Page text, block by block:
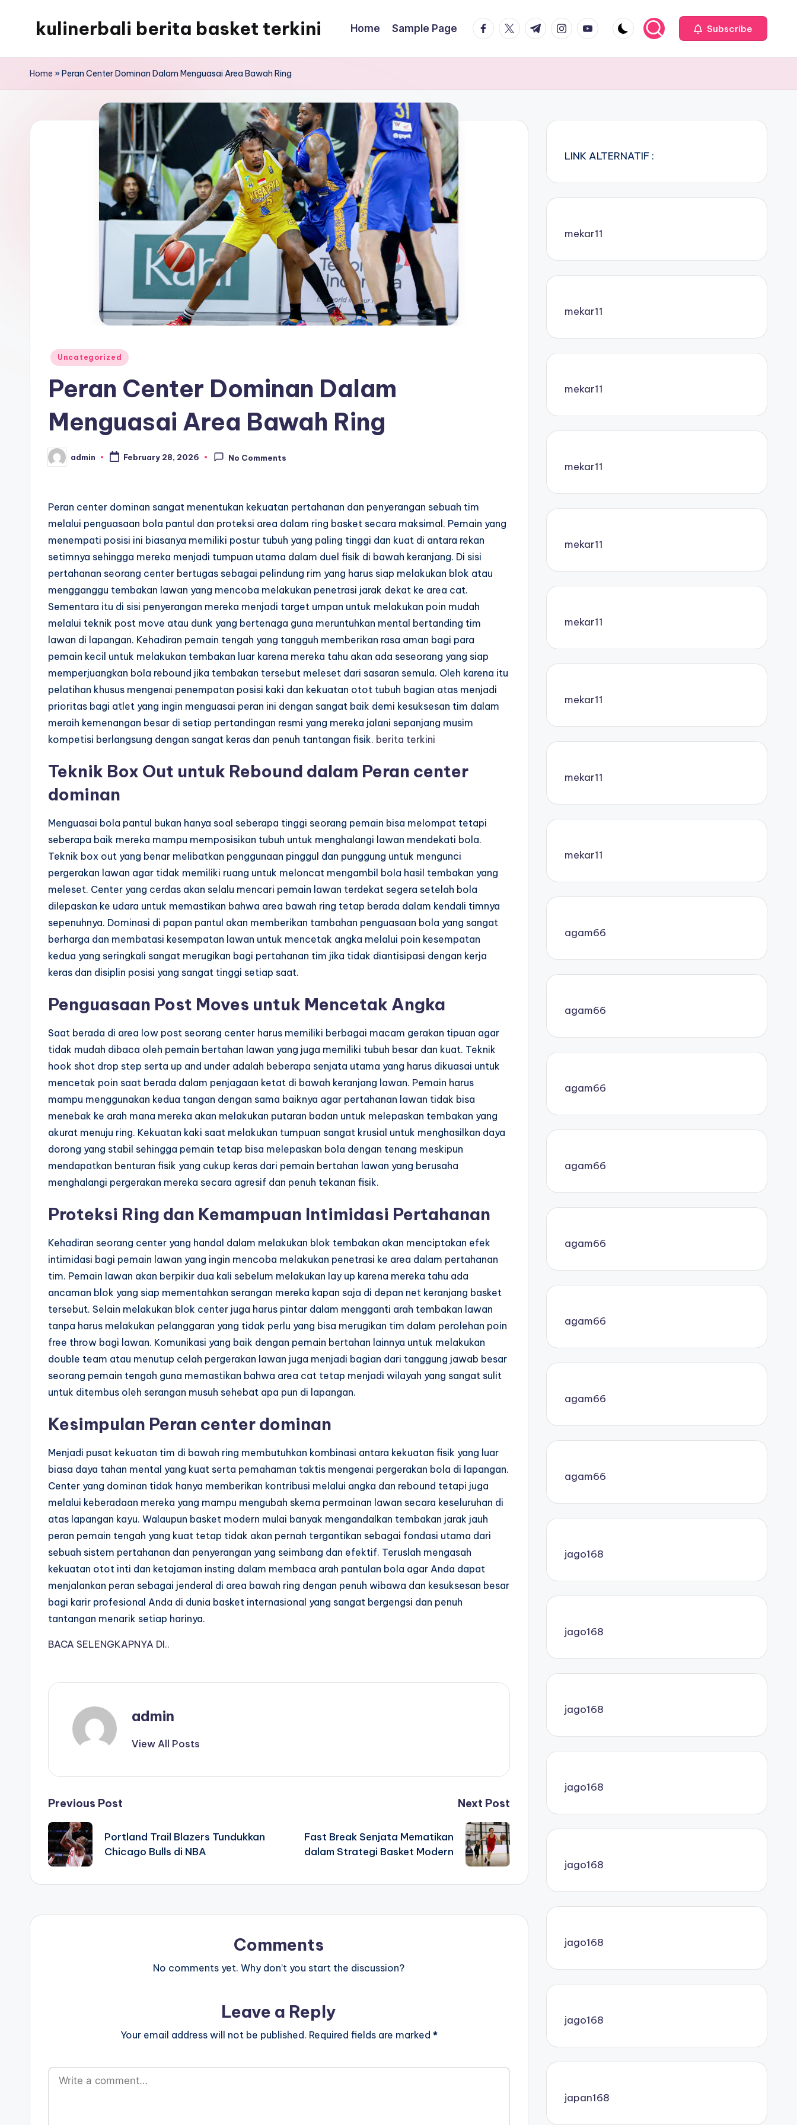
kulinerbali berita basket terkini
memberikan
bola
Home Sample Page facebook.com
twitter.com
t.me instagram.com
youtube.com Subscribe
Home »Peran Center Dominan Dalam Menguasai Area Bawah Ring
Posted
Uncategorized
Peran Center Dominan Dalam
Menguasai Area Bawah Ring
Posted
by
admin February 28, 2026 No Comments
Peran center dominan sangat menentukan kekuatan pertahanan dan penyerangan sebuah tim
melalui penguasaan bola pantul dan proteksi area dalam ring basket secara maksimal. Pemain yang
menempati posisi ini biasanya memiliki postur tubuh yang paling tinggi dan kuat di antara rekan
setimnya sehingga mereka menjadi tumpuan utama dalam duel fisik di bawah keranjang. Di sisi
pertahanan seorang center bertugas sebagai pelindung rim yang harus siap melakukan blok atau
mengganggu tembakan lawan yang mencoba melakukan penetrasi jarak dekat ke area cat.
Sementara itu di sisi penyerangan mereka menjadi target umpan untuk melakukan poin mudah
melalui teknik post move atau dunk yang bertenaga guna meruntuhkan mental bertanding tim
lawan di lapangan. Kehadiran pemain tengah yang tangguh memberikan rasa aman bagi para
pemain kecil untuk melakukan tembakan luar karena mereka tahu akan ada seseorang yang siap
memperjuangkan bola rebound jika tembakan tersebut meleset dari sasaran semula. Oleh karena itu
pelatihan khusus mengenai penempatan posisi kaki dan kekuatan otot tubuh bagian atas menjadi
prioritas bagi atlet yang ingin menguasai peran ini dengan sangat baik demi kesuksesan tim dalam
meraih kemenangan besar di setiap pertandingan resmi yang mereka jalani sepanjang musim
kompetisi berlangsung dengan sangat keras dan penuh tantangan fisik. berita terkini
Teknik Box Out untuk Rebound dalam Peran center
dominan
Menguasai bola pantul bukan hanya soal seberapa tinggi seorang pemain bisa melompat tetapi
seberapa baik mereka mampu memposisikan tubuh untuk menghalangi lawan mendekati bola.
Teknik box out yang benar melibatkan penggunaan pinggul dan punggung untuk mengunci
pergerakan lawan agar tidak memiliki ruang untuk meloncat mengambil bola hasil tembakan yang
meleset. Center yang cerdas akan selalu mencari pemain lawan terdekat segera setelah bola
dilepaskan ke udara untuk memastikan bahwa area bawah ring tetap berada dalam kendali timnya
sepenuhnya. Dominasi di papan pantul akan memberikan tambahan penguasaan bola yang sangat
berharga dan membatasi kesempatan lawan untuk mencetak angka melalui poin kesempatan
kedua yang seringkali sangat merugikan bagi pertahanan tim jika tidak diantisipasi dengan kerja
keras dan disiplin posisi yang sangat tinggi setiap saat.
Penguasaan Post Moves untuk Mencetak Angka
Saat berada di area low post seorang center harus memiliki berbagai macam gerakan tipuan agar
tidak mudah dibaca oleh pemain bertahan lawan yang juga memiliki tubuh besar dan kuat. Teknik
hook shot drop step serta up and under adalah beberapa senjata utama yang harus dikuasai untuk
mencetak poin saat berada dalam penjagaan ketat di bawah keranjang lawan. Pemain harus
mampu menggunakan kedua tangan dengan sama baiknya agar pertahanan lawan tidak bisa
menebak ke arah mana mereka akan melakukan putaran badan untuk melepaskan tembakan yang
akurat menuju ring. Kekuatan kaki saat melakukan tumpuan sangat krusial untuk menghasilkan daya
dorong yang stabil sehingga pemain tetap bisa melepaskan bola dengan tenang meskipun
mendapatkan benturan fisik yang cukup keras dari pemain bertahan lawan yang berusaha
menghalangi pergerakan mereka secara agresif dan penuh tekanan fisik.
Proteksi Ring dan Kemampuan Intimidasi Pertahanan
Kehadiran seorang center yang handal dalam melakukan blok tembakan akan menciptakan efek
intimidasi bagi pemain lawan yang ingin mencoba melakukan penetrasi ke area dalam pertahanan
tim. Pemain lawan akan berpikir dua kali sebelum melakukan lay up karena mereka tahu ada
ancaman blok yang siap mementahkan serangan mereka kapan saja di depan net keranjang basket
tersebut. Selain melakukan blok center juga harus pintar dalam mengganti arah tembakan lawan
tanpa harus melakukan pelanggaran yang tidak perlu yang bisa merugikan tim dalam perolehan poin
free throw bagi lawan. Komunikasi yang baik dengan pemain bertahan lainnya untuk melakukan
double team atau menutup celah pergerakan lawan juga menjadi bagian dari tanggung jawab besar
seorang pemain tengah guna memastikan bahwa area cat tetap menjadi wilayah yang sangat sulit
untuk ditembus oleh serangan musuh sehebat apa pun di lapangan.
Kesimpulan Peran center dominan
Menjadi pusat kekuatan tim di bawah ring membutuhkan kombinasi antara kekuatan fisik yang luar
biasa daya tahan mental yang kuat serta pemahaman taktis mengenai pergerakan bola di lapangan.
Center yang dominan tidak hanya memberikan kontribusi melalui angka dan rebound tetapi juga
melalui keberadaan mereka yang mampu mengubah skema permainan lawan secara keseluruhan di
atas lapangan kayu. Walaupun basket modern mulai banyak mengandalkan tembakan jarak jauh
peran pemain tengah yang kuat tetap tidak akan pernah tergantikan sebagai fondasi utama dari
sebuah sistem pertahanan dan penyerangan yang seimbang dan efektif. Teruslah mengasah
kekuatan otot inti dan ketajaman insting dalam membaca arah pantulan bola agar Anda dapat
menjalankan peran sebagai jenderal di area bawah ring dengan penuh wibawa dan kesuksesan besar
bagi karir profesional Anda di dunia basket internasional yang sangat bergengsi dan penuh
tantangan menarik setiap harinya.
BACA SELENGKAPNYA DI..
admin
View All Posts
Post
navigation
Previous Post
Portland Trail Blazers Tundukkan
Chicago Bulls di NBA
Next Post
Fast Break Senjata Mematikan
dalam Strategi Basket Modern
Comments
No comments yet. Why don’t you start the discussion?
Leave a Reply
Your email address will not be published. Required fields are marked *
LINK ALTERNATIF :
mekar11
mekar11
mekar11
mekar11
mekar11
mekar11
mekar11
mekar11
mekar11
agam66
agam66
agam66
agam66
agam66
agam66
agam66
agam66
jago168
jago168
jago168
jago168
jago168
jago168
jago168
japan168